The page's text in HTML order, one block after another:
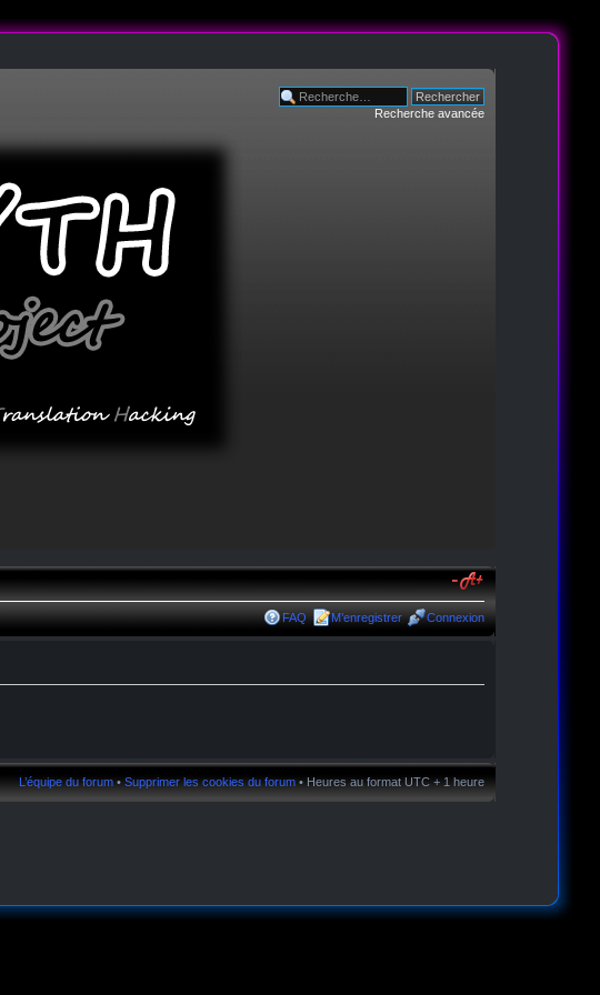
Recherche avancée
FAQ M’enregistrer Connexion
L’équipe du forum •Supprimer les cookies du forum • Heures au format UTC + 1 heure